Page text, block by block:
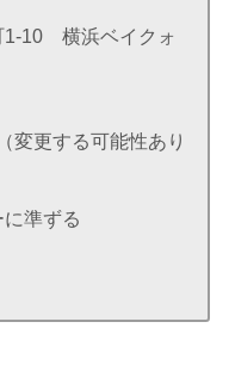
1-10 横浜ベイクォ
変更する可能性あり
準ずる